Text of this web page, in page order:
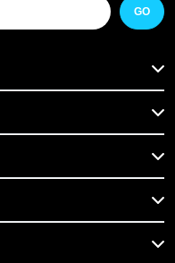
GO